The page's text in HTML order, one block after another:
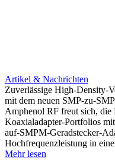
Artikel & Nachrichten
Zuverlässige High-Density-
mit dem neuen SMP-zu-
Amphenol RF freut sich, die
Koaxialadapter-Portfolios
auf-SMPM-Geradstecker-
Hochfrequenzleistung in
Mehr lesen